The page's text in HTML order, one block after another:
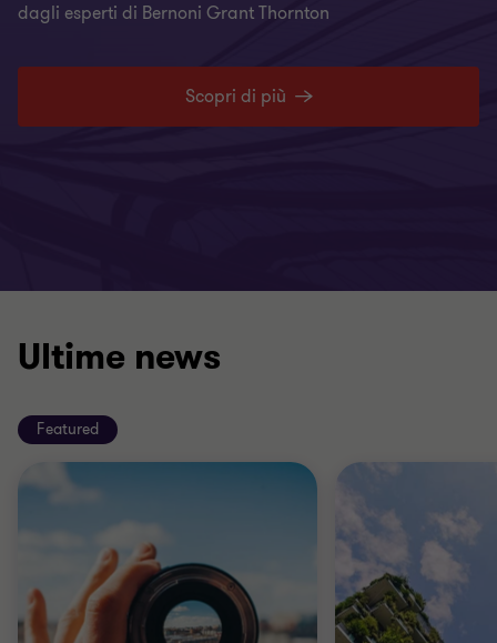
dagli esperti di Bernoni Grant Thornton
Scopri di più
Ultime news
Featured